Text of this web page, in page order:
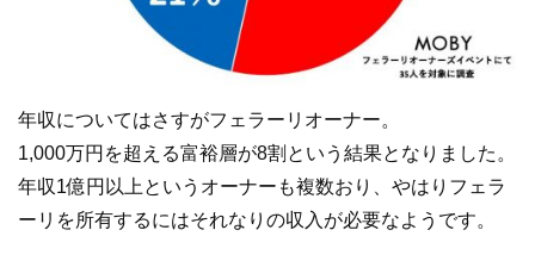
年収についてはさすがフェラーリオーナー。
1,000万円を超える富裕層が8割という結果となりました。
年収1億円以上というオーナーも複数おり、やはりフェラ
ーリを所有するにはそれなりの収入が必要なようです。